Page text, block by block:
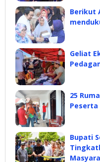
Berikut
Geliat
25
Peserta
Bupati